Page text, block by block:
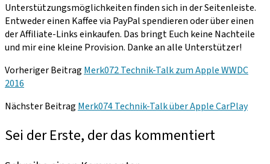
Unterstützungsmöglichkeiten finden sich in der Seitenleiste.
Entweder einen Kaffee via PayPal spendieren oder über einen
der Affiliate-Links einkaufen. Das bringt Euch keine Nachteile
und mir eine kleine Provision. Danke an alle Unterstützer!
Vorheriger Beitrag Merk072 Technik-Talk zum Apple WWDC
2016
Nächster Beitrag Merk074 Technik-Talk über Apple CarPlay
Sei der Erste, der das kommentiert